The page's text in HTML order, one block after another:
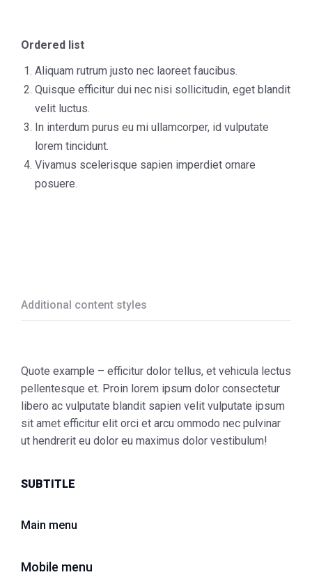
Ordered list
Aliquam rutrum justo nec laoreet faucibus.
Quisque efficitur dui nec nisi sollicitudin, eget blandit
velit luctus.
In interdum purus eu mi ullamcorper, id vulputate
lorem tincidunt.
Vivamus scelerisque sapien imperdiet ornare
posuere.
Additional content styles
Quote example – efficitur dolor tellus, et vehicula lectus
pellentesque et. Proin lorem ipsum dolor consectetur
libero ac vulputate blandit sapien velit vulputate ipsum
sit amet efficitur elit orci et arcu ommodo nec pulvinar
ut hendrerit eu dolor eu maximus dolor vestibulum!
SUBTITLE
Main menu
Mobile menu